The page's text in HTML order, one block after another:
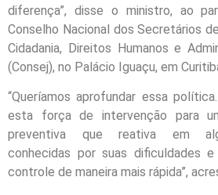
diferença”, disse o ministro, ao
Conselho Nacional dos Secretários
Cidadania, Direitos Humanos e
(Consej), no Palácio Iguaçu, em
“Queríamos aprofundar essa
esta força de intervenção para
preventiva que reativa em
conhecidas por suas dificuldades
controle de maneira mais rápida”,